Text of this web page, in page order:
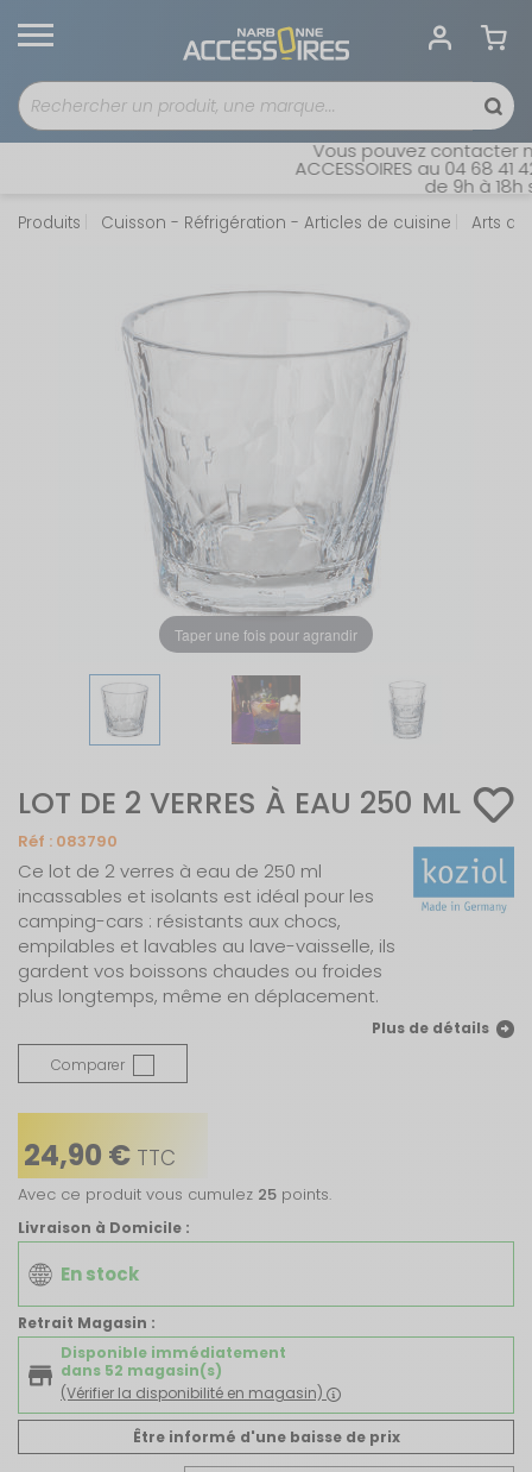
Vous pouvez contacter
ACCESSOIRES au 04 68 41
de 9h à 18h
Produits Cuisson - Réfrigération - Articles de cuisine Arts
Taper une fois pour agrandir
LOT DE 2 VERRES À EAU 250 ML
Réf : 083790
Ce lot de 2 verres à eau de 250 ml
incassables et isolants est idéal pour les
camping-cars : résistants aux chocs,
empilables et lavables au lave-vaisselle, ils
gardent vos boissons chaudes ou froides
plus longtemps, même en déplacement.
Plus de détails
Comparer
24,90 € TTC
Avec ce produit vous cumulez 25 points.
Livraison à Domicile :
En stock
Retrait Magasin :
Disponible immédiatement
dans 52 magasin(s)
(Vérifier la disponibilité en magasin)
Être informé d'une baisse de prix